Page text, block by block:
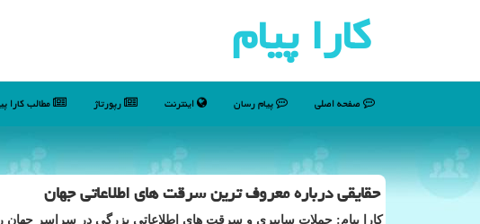
كارا پیام
صفحه اصلی پیام رسان اینترنت رپورتاژ مطالب كارا
حقایقی درباره معروف ترین سرقت های اطلاعاتی جهان
كارا پیام: حملات سایبری و سرقت های اطلاعاتی بزرگی در سراسر